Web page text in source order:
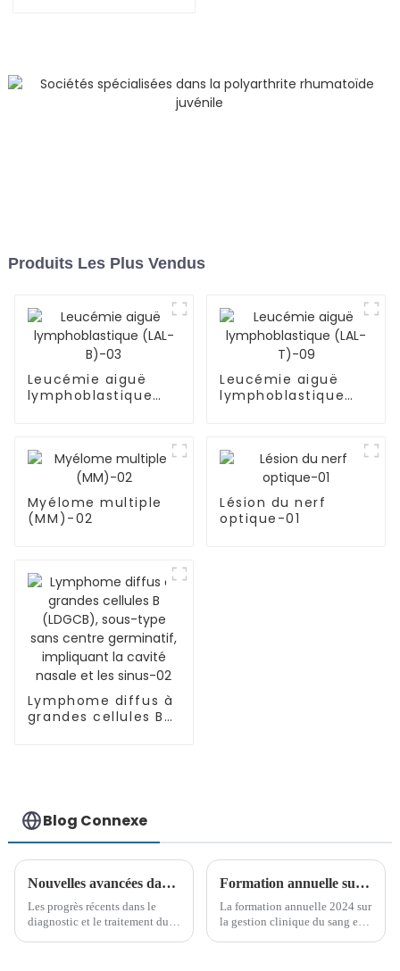
Produits Les Plus Vendus
Leucémie aiguë
lymphoblastique
Leucémie aiguë
lymphoblastique
Myélome multiple
(MM)-02
Lésion du nerf
optique-01
Lymphome diffus à
grandes cellules B
02Blog Connexe
Nouvelles avancées dans le traitement et le diagnostic du lymphome primitif du système nerveux central (LPNSC)
Les progrès récents dans le
diagnostic et le traitement du
Formation annuelle sur la gestion clinique du sang et les technologies de transfusion à l'hôpital Yanda Ludaopei
La formation annuelle 2024 sur
la gestion clinique du sang et